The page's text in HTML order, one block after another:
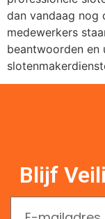
dan vandaag nog
medewerkers
beantwoorden en
Blijf